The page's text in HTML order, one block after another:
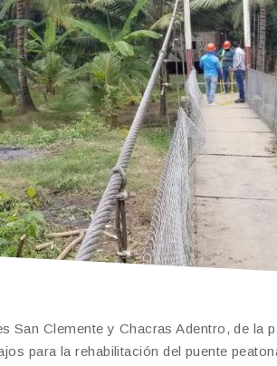
San Clemente y Chacras Adentro, de la
para la rehabilitación del puente